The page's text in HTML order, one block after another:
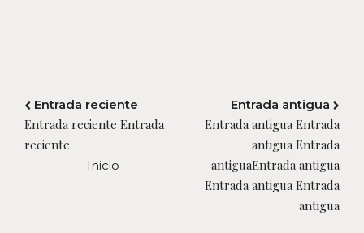
Entrada reciente
Entrada reciente Entrada
reciente
Entrada antigua
Entrada antigua Entrada
antigua Entrada
antiguaEntrada antigua
Entrada antigua Entrada
antigua
Inicio